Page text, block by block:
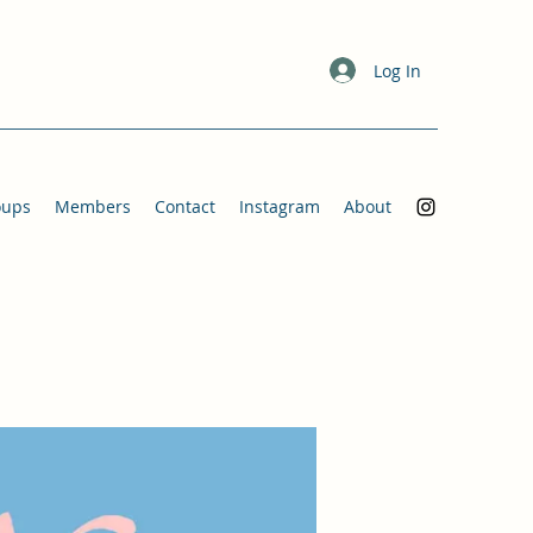
Log In
Members Contact Instagram About